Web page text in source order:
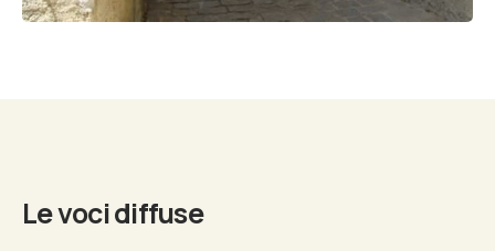
Biography
Le voci diffuse